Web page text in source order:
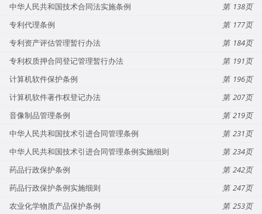
中华人民共和国技术合同法实施条例
138
专利代理条例
177
专利资产评估管理暂行办法
184
专利权质押合同登记管理暂行办法
191
计算机软件保护条例
196
计算机软件著作权登记办法
207
音像制品管理条例
219
中华人民共和国技术引进合同管理条例
231
中华人民共和国技术引进合同管理条例实施细则
234
药品行政保护条例
242
药品行政保护条例实施细则
247
农业化学物质产品保护条例
253